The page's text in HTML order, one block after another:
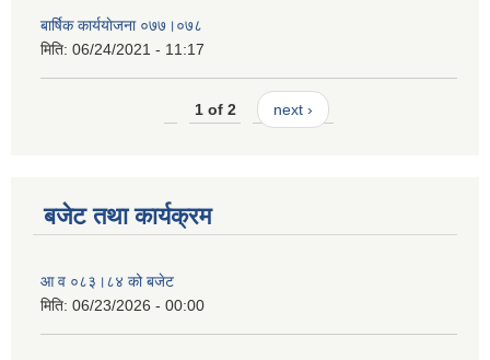
बार्षिक कार्ययाेजना ०७७।०७८
मिति: 06/24/2021 - 11:17
1 of 2 next ›
बजेट तथा कार्यक्रम
आ व ०८३।८४ को बजेट
मिति: 06/23/2026 - 00:00